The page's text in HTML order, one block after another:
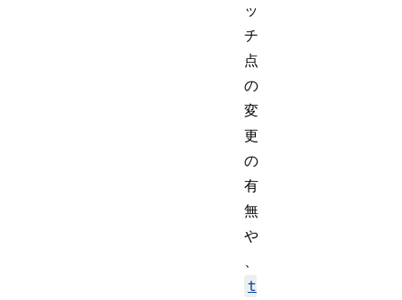
ッ
チ
点
の
変
更
の
有
無
や
、
t